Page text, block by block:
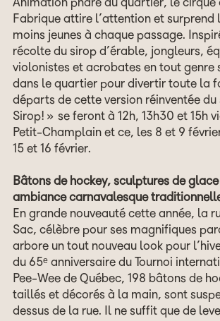
Animation phare du quartier, le cirque
Fabrique attire l’attention et surprend
moins jeunes à chaque passage.
récolte du sirop d’érable, jongleurs,
violonistes et acrobates en tout genre
dans le quartier pour divertir toute la
départs de cette version réinventée
Sirop! » se feront à 12h, 13h30 et 15h
Petit-Champlain et ce, les 8 et 9
15 et 16 février.
Bâtons de hockey, sculptures de
ambiance carnavalesque
En grande nouveauté cette année, la
Sac, célèbre pour ses magnifiques
arbore un tout nouveau look pour
du 65ᵉ anniversaire du Tournoi
Pee-Wee de Québec, 198 bâtons de
taillés et décorés à la main, sont
dessus de la rue. Il ne suffit que de